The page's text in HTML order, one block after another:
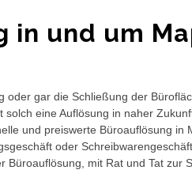
in und um
oder gar die Schließung der
eine Auflösung in naher
und preiswerte Büroauflösung
oder
Büroauflösung, mit Rat und Tat zur